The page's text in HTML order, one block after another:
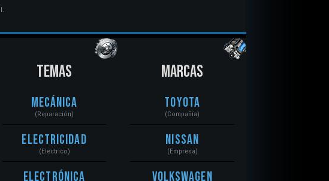
TEMAS
Mecánica
(Reparación)
Electricidad
(Eléctrico)
Electrónica
MARCAS
Toyota
(Compañía)
Nissan
(Empresa)
Volkswagen